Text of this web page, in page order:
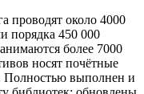
проводят около 4000
порядка 450 000
более 7000
носят почётные
Полностью выполнен и